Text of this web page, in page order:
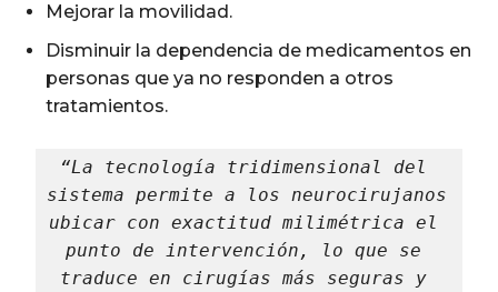
Mejorar la movilidad.
Disminuir la dependencia de medicamentos en
personas que ya no responden a otros
tratamientos.
“La tecnología tridimensional del
sistema permite a los neurocirujanos
ubicar con exactitud milimétrica el
punto de intervención, lo que se
traduce en cirugías más seguras y